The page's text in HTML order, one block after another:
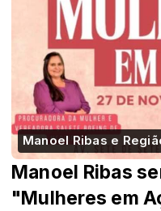
Manoel Ribas e
Manoel Ribas
"Mulheres em